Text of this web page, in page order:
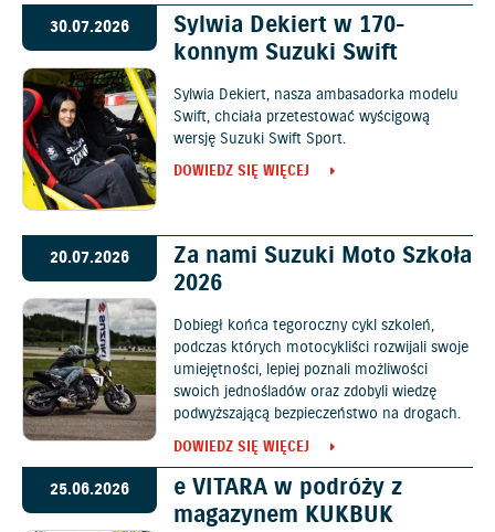
30.07.2026
Sylwia Dekiert w 170-
konnym Suzuki Swift
Sylwia Dekiert, nasza ambasadorka modelu
Swift, chciała przetestować wyścigową
wersję Suzuki Swift Sport.
DOWIEDZ SIĘ WIĘCEJ
20.07.2026
Za nami Suzuki Moto Szkoła
2026
Dobiegł końca tegoroczny cykl szkoleń,
podczas których motocykliści rozwijali swoje
umiejętności, lepiej poznali możliwości
swoich jednośladów oraz zdobyli wiedzę
podwyższającą bezpieczeństwo na drogach.
DOWIEDZ SIĘ WIĘCEJ
25.06.2026
e VITARA w podróży z
magazynem KUKBUK